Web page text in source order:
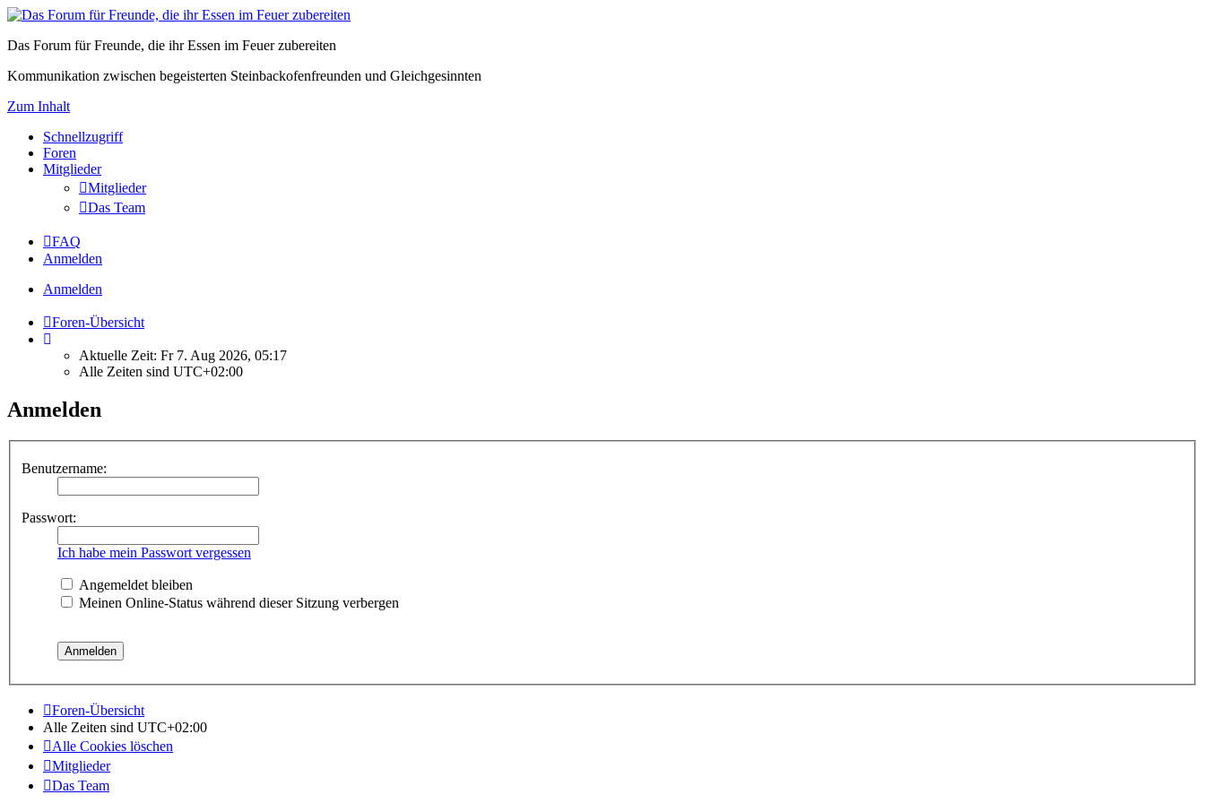
Das Forum für Freunde, die ihr Essen im Feuer zubereiten
Kommunikation zwischen begeisterten Steinbackofenfreunden und Gleichgesinnten
Zum Inhalt
Schnellzugriff
Foren
Mitglieder
Mitglieder
Das Team
FAQ
Anmelden
Anmelden
Foren-Übersicht
Aktuelle Zeit: Fr 7. Aug 2026, 05:17
Alle Zeiten sind UTC+02:00
Anmelden
Benutzername:
Passwort:
Ich habe mein Passwort vergessen
Angemeldet bleiben
Meinen Online-Status während dieser Sitzung verbergen
Foren-Übersicht
Alle Zeiten sind UTC+02:00
Alle Cookies löschen
Mitglieder
Das Team